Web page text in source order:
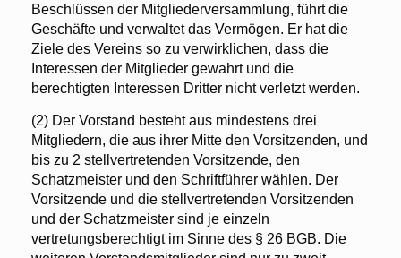
Beschlüssen der Mitgliederversammlung, führt die
Geschäfte und verwaltet das Vermögen. Er hat die
Ziele des Vereins so zu verwirklichen, dass die
Interessen der Mitglieder gewahrt und die
berechtigten Interessen Dritter nicht verletzt werden.
(2) Der Vorstand besteht aus mindestens drei
Mitgliedern, die aus ihrer Mitte den Vorsitzenden, und
bis zu 2 stellvertretenden Vorsitzende, den
Schatzmeister und den Schriftführer wählen. Der
Vorsitzende und die stellvertretenden Vorsitzenden
und der Schatzmeister sind je einzeln
vertretungsberechtigt im Sinne des § 26 BGB. Die